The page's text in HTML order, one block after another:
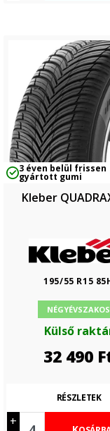
3 éven belül frissen
gyártott gumi
Kleber
195/55 R15
NÉGYÉVSZAKOS
Külső
32 490
+
RÉSZLETEK